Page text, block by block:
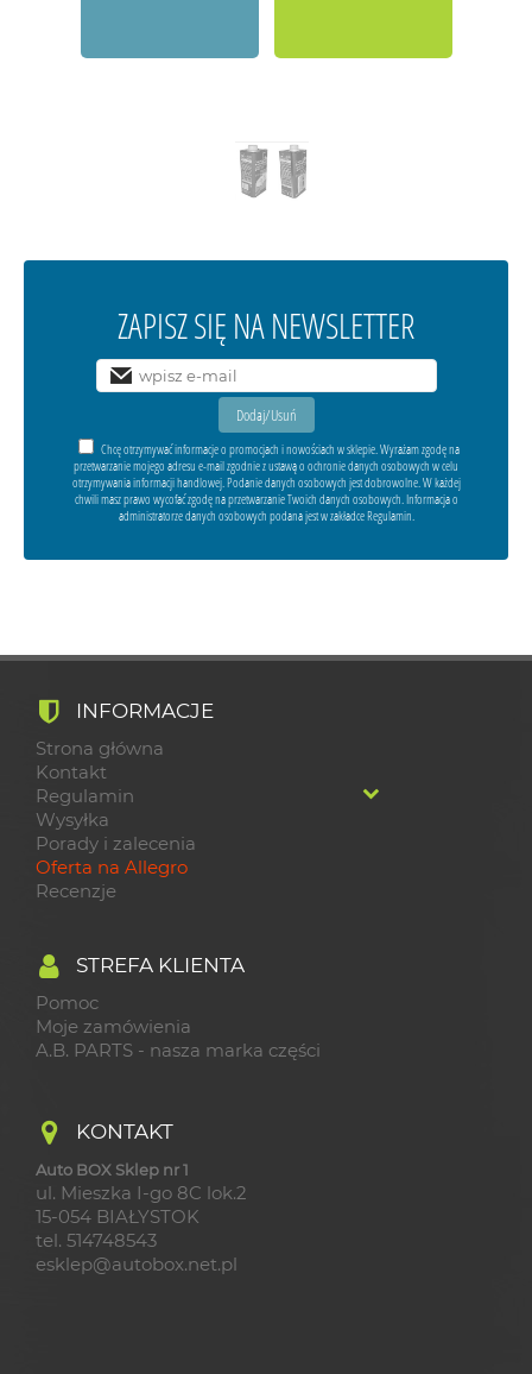
ZAPISZ SIĘ NA NEWSLETTER
Chcę otrzymywać informacje o promocjach i nowościach w sklepie. Wyrażam zgodę na
przetwarzanie mojego adresu e-mail zgodnie z ustawą o ochronie danych osobowych w celu
otrzymywania informacji handlowej. Podanie danych osobowych jest dobrowolne. W każdej
chwili masz prawo wycofać zgodę na przetwarzanie Twoich danych osobowych. Informacja o
administratorze danych osobowych podana jest w zakładce Regulamin.
INFORMACJE
Strona główna
Kontakt
Regulamin
Wysyłka
Porady i zalecenia
Oferta na Allegro
Recenzje
STREFA KLIENTA
Pomoc
Moje zamówienia
A.B. PARTS - nasza marka części
KONTAKT
Auto BOX Sklep nr 1
ul. Mieszka I-go 8C lok.2
15-054 BIAŁYSTOK
tel. 514748543
esklep@autobox.net.pl